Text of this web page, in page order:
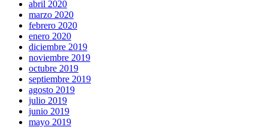
abril 2020
marzo 2020
febrero 2020
enero 2020
diciembre 2019
noviembre 2019
octubre 2019
septiembre 2019
agosto 2019
julio 2019
junio 2019
mayo 2019